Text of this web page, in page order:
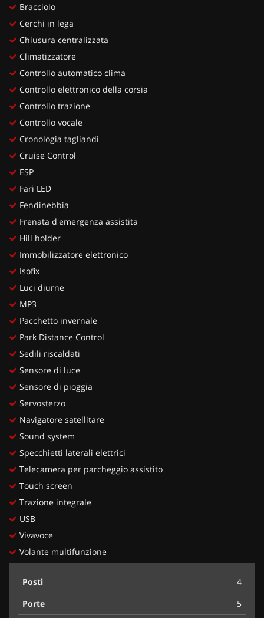
Bracciolo
Cerchi in lega
Chiusura centralizzata
Climatizzatore
Controllo automatico clima
Controllo elettronico della corsia
Controllo trazione
Controllo vocale
Cronologia tagliandi
Cruise Control
ESP
Fari LED
Fendinebbia
Frenata d'emergenza assistita
Hill holder
Immobilizzatore elettronico
Isofix
Luci diurne
MP3
Pacchetto invernale
Park Distance Control
Sedili riscaldati
Sensore di luce
Sensore di pioggia
Servosterzo
Navigatore satellitare
Sound system
Specchietti laterali elettrici
Telecamera per parcheggio assistito
Touch screen
Trazione integrale
USB
Vivavoce
Volante multifunzione
Posti
4
Porte
5